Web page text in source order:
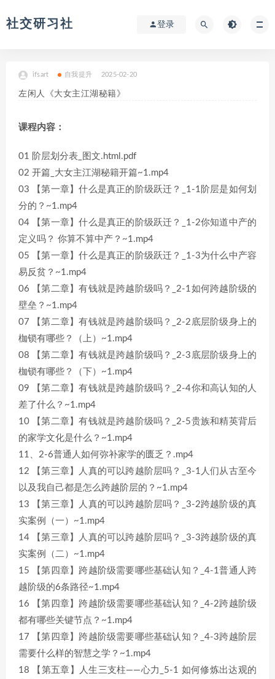
社交研习社 登录
ifsart 自我提升 2025-02-20
左闲人《大女主江湖秘籍》
课程内容：
01 阶层划分表_图文.html.pdf
02 开篇_大女主江湖秘籍开篇~1.mp4
03 【第一章】什么是真正的阶级跃迁？_1-1阶层是如何划
分的？~1.mp4
04 【第一章】什么是真正的阶级跃迁？_1-2你知道中产的
定义吗？ 你算不算中产？~1.mp4
05 【第一章】什么是真正的阶级跃迁？_1-3为什么中产容
易反贫？~1.mp4
06 【第二章】有钱就是跨越阶级吗？_2-1如何跨越阶级的
壁垒？~1.mp4
07 【第二章】有钱就是跨越阶级吗？_2-2底层阶级身上的
枷锁有哪些？（上）~1.mp4
08 【第二章】有钱就是跨越阶级吗？_2-3底层阶级身上的
枷锁有哪些？（下）~1.mp4
09 【第二章】有钱就是跨越阶级吗？_2-4你和高认知的人
差了什么？~1.mp4
10 【第二章】有钱就是跨越阶级吗？_2-5贵族和精英背后
的家学文化是什么？~1.mp4
11、2-6普通人如何弥补家学的匮乏？.mp4
12 【第三章】人真的可以跨越阶层吗？_3-1人们从古至今
以及我自己都是怎么跨越阶层的？~1.mp4
13 【第三章】人真的可以跨越阶层吗？_3-2跨越阶级的真
实案例（一）~1.mp4
14 【第三章】人真的可以跨越阶层吗？_3-3跨越阶级的真
实案例（二）~1.mp4
15 【第四章】跨越阶级需要哪些基础认知？_4-1普通人跨
越阶级的6条路径~1.mp4
16 【第四章】跨越阶级需要哪些基础认知？_4-2跨越阶级
都有哪些关键节点？~1.mp4
17 【第四章】跨越阶级需要哪些基础认知？_4-3跨越阶层
需要什么样的智慧之学？~1.mp4
18 【第五章】人生三支柱——心力_5-1 如何修炼出达观的